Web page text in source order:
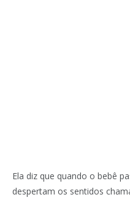
Ela diz que quando o bebê
despertam os sentidos